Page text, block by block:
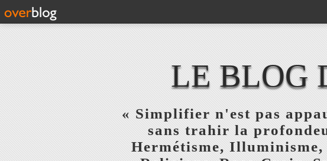
LE BLOG
« Simplifier n'est pas
sans trahir la
Hermétisme,